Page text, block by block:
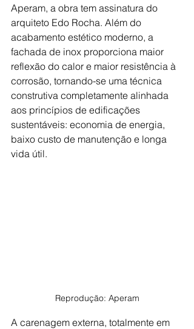
Aperam, a obra tem assinatura do
arquiteto Edo Rocha. Além do
acabamento estético moderno, a
fachada de inox proporciona maior
reflexão do calor e maior resistência à
corrosão, tornando-se uma técnica
construtiva completamente alinhada
aos princípios de edificações
sustentáveis: economia de energia,
baixo custo de manutenção e longa
vida útil.
Reprodução: Aperam
A carenagem externa, totalmente em